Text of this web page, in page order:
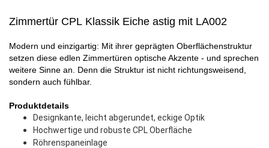
Zimmertür CPL Klassik Eiche astig mit LA002
Modern und einzigartig: Mit ihrer geprägten Oberflächenstruktur
setzen diese edlen Zimmertüren optische Akzente - und sprechen
weitere Sinne an. Denn die Struktur ist nicht richtungsweisend,
sondern auch fühlbar.
Produktdetails
Designkante, leicht abgerundet, eckige Optik
Hochwertige und robuste CPL Oberfläche
Röhrenspaneinlage